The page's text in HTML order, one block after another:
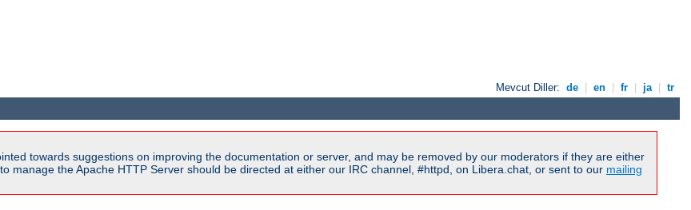
Mevcut Diller: de en fr ja tr
towards suggestions on improving the documentation or server, and may be removed by our moderators if they are either
manage the Apache HTTP Server should be directed at either our IRC channel, #httpd, on Libera.chat, or sent to our mailing